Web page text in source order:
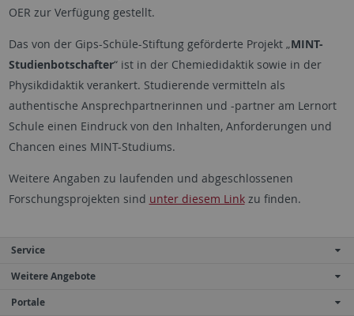
OER zur Verfügung gestellt.
Das von der Gips-Schüle-Stiftung geförderte Projekt „MINT-
Studienbotschafter“ ist in der Chemiedidaktik sowie in der
Physikdidaktik verankert. Studierende vermitteln als
authentische Ansprechpartnerinnen und -partner am Lernort
Schule einen Eindruck von den Inhalten, Anforderungen und
Chancen eines MINT-Studiums.
Weitere Angaben zu laufenden und abgeschlossenen
Forschungsprojekten sind unter diesem Linkzu finden.
Service
Weitere Angebote
Portale